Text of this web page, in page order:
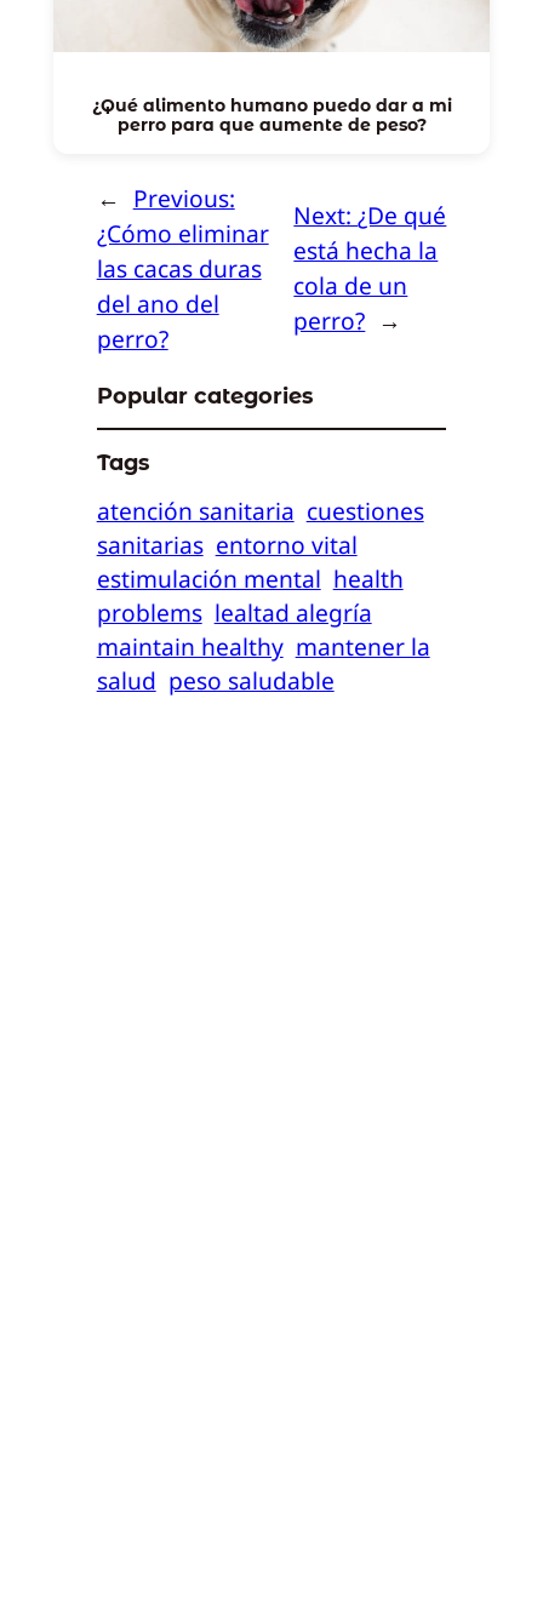
¿Qué alimento humano puedo dar a mi
perro para que aumente de peso?
← Previous:
¿Cómo eliminar
las cacas duras
del ano del
perro?
Next:¿De qué
está hecha la
cola de un
perro? →
Popular categories
Tags
atención sanitaria cuestiones
sanitarias entorno vital
estimulación mental health
problems lealtad alegría
maintain healthy mantener la
salud peso saludable